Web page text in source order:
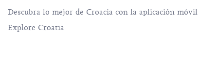
Descubra lo mejor de Croacia con la aplicación móvil
Explore Croatia